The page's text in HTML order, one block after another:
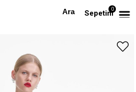
Sepetim0
Kayık Yaka Gold Düğmeli Siyah Midi Tasarım Elbise